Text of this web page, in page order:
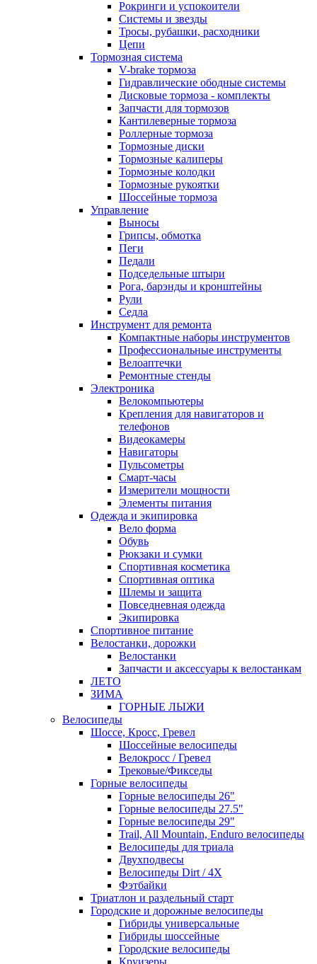
Рокринги и успокоители
Системы и звезды
Тросы, рубашки, расходники
Цепи
Тормозная система
V-brake тормоза
Гидравлические ободные системы
Дисковые тормоза - комплекты
Запчасти для тормозов
Кантилеверные тормоза
Роллерные тормоза
Тормозные диски
Тормозные калиперы
Тормозные колодки
Тормозные рукоятки
Шоссейные тормоза
Управление
Выносы
Грипсы, обмотка
Пеги
Педали
Подседельные штыри
Рога, барэнды и кронштейны
Рули
Седла
Инструмент для ремонта
Компактные наборы инструментов
Профессиональные инструменты
Велоаптечки
Ремонтные стенды
Электроника
Велокомпьютеры
Крепления для навигаторов и
телефонов
Видеокамеры
Навигаторы
Пульсометры
Смарт-часы
Измерители мощности
Элементы питания
Одежда и экипировка
Вело форма
Обувь
Рюкзаки и сумки
Спортивная косметика
Спортивная оптика
Шлемы и защита
Повседневная одежда
Экипировка
Спортивное питание
Велостанки, дорожки
Велостанки
Запчасти и аксессуары к велостанкам
ЛЕТО
ЗИМА
ГОРНЫЕ ЛЫЖИ
Велосипеды
Шоссе, Кросс, Гревел
Шоссейные велосипеды
Велокросс / Гревел
Трековые/Фикседы
Горные велосипеды
Горные велосипеды 26"
Горные велосипеды 27.5"
Горные велосипеды 29"
Trail, All Mountain, Enduro велосипеды
Велосипеды для триала
Двухподвесы
Велосипеды Dirt / 4X
Фэтбайки
Триатлон и раздельный старт
Городские и дорожные велосипеды
Гибриды универсальные
Гибриды шоссейные
Городские велосипеды
Круизеры